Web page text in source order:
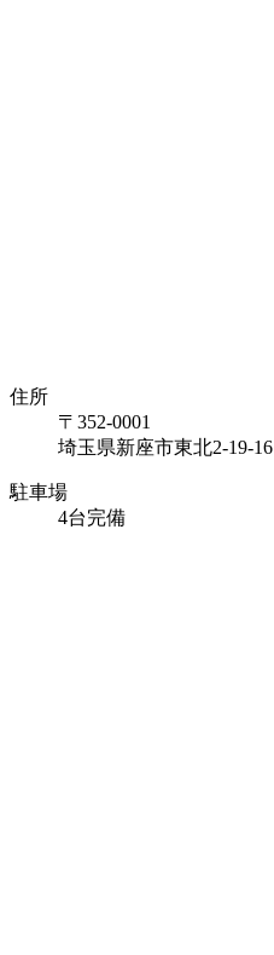
住所
〒352-0001
埼玉県新座市東北2-19-16
駐車場
4台完備